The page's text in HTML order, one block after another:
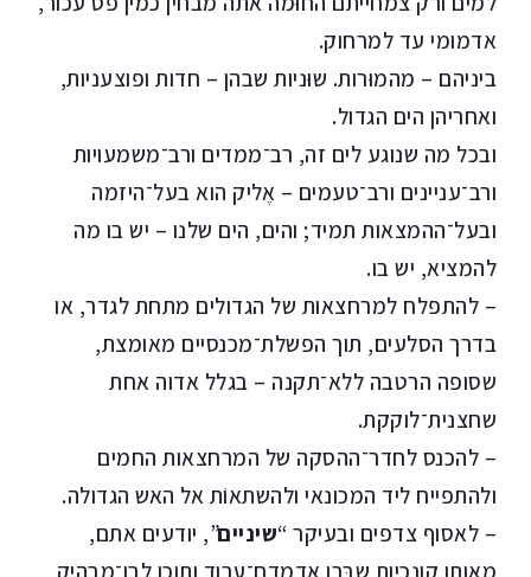
אדמומי עד למרחוק.
ביניהם – מהמוּרות. שוּניות שבהן – חדות ופוצעניות,
ואחריהן הים הגדול.
ובכל מה שנוגע לים זה, רב־ממדים ורב־משמעויות
ורב־עניינים ורב־טעמים – אֶליק הוא בעל־היזמה
ובעל־ההמצאות תמיד; והים, הים שלנו – יש בו מה
להמציא, יש בו.
– להתפלח למרחצאות של הגדולים מתחת לגדר, או
בדרך הסלעים, תוך הפשלת־מכנסיים מאומצת,
שסופה הרטבה ללא־תקנה – בגלל אדוה אחת
שחצנית־לוקקת.
– להכנס לחדר־ההסקה של המרחצאות החמים
ולהתפייח ליד המכונאי ולהשתאוֹת אל האש הגדולה.
– לאסוף צדפים ובעיקר “שיניים”, יודעים אתם,